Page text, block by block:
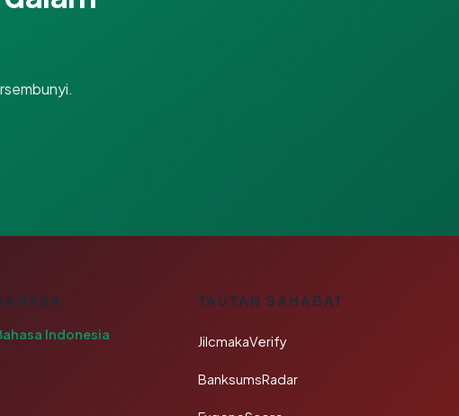
Indonesia
TAUTAN SAHABAT
JilcmakaVerify
BanksumsRadar